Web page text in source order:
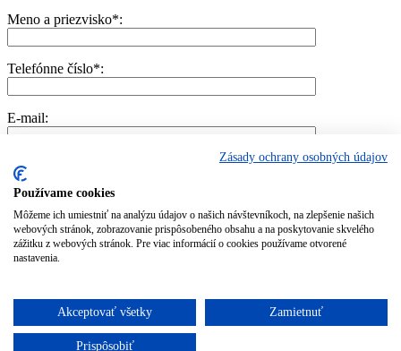
Meno a priezvisko*:
Telefónne číslo*:
E-mail:
Mesto/Obec:
Číslo náhrobného kameňa (nájdete na fotke):
v znení neskorších predpisov. Súhlas je daný na dobu neurčitú a je možné ho kedykoľvek
písomne odvolať zaslaním žiadosti na e-mailovú adresu juhoamen@juhokamen.sk
Zásady ochrany osobných údajov
Používame cookies
Môžeme ich umiestniť na analýzu údajov o našich návštevníkoch, na zlepšenie našich
webových stránok, zobrazovanie prispôsobeného obsahu a na poskytovanie skvelého
zážitku z webových stránok. Pre viac informácií o cookies používame otvorené
nastavenia.
Akceptovať všetky Zamietnuť
Prispôsobiť